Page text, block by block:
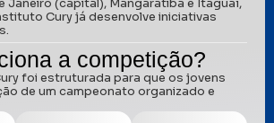
Janeiro (capital), Mangaratiba e Itaguaí,
Cury já desenvolve iniciativas
a competição?
foi estruturada para que os jovens
de um campeonato organizado e